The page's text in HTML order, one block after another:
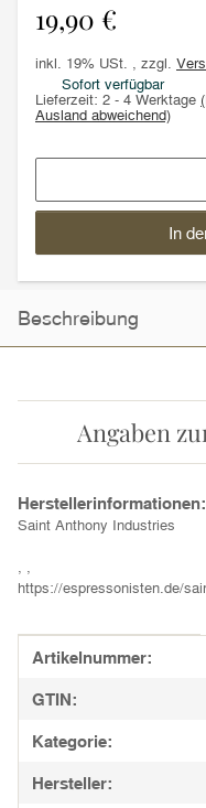
19,90 €
inkl. 19% USt. , zzgl.
Sofort verfügbar
Lieferzeit: 2 - 4 Werktage
Ausland abweichend)
In
Beschreibung
Angaben
Herstellerinformationen:
Saint Anthony Industries
, ,
https://espressonisten.de/
Produkteigenschaft
Wert
Artikelnummer:
GTIN:
Kategorie:
Hersteller: